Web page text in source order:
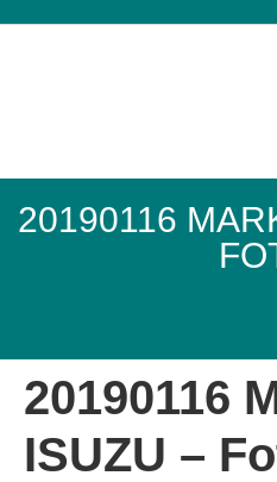
20190116
20190116
ISUZU –